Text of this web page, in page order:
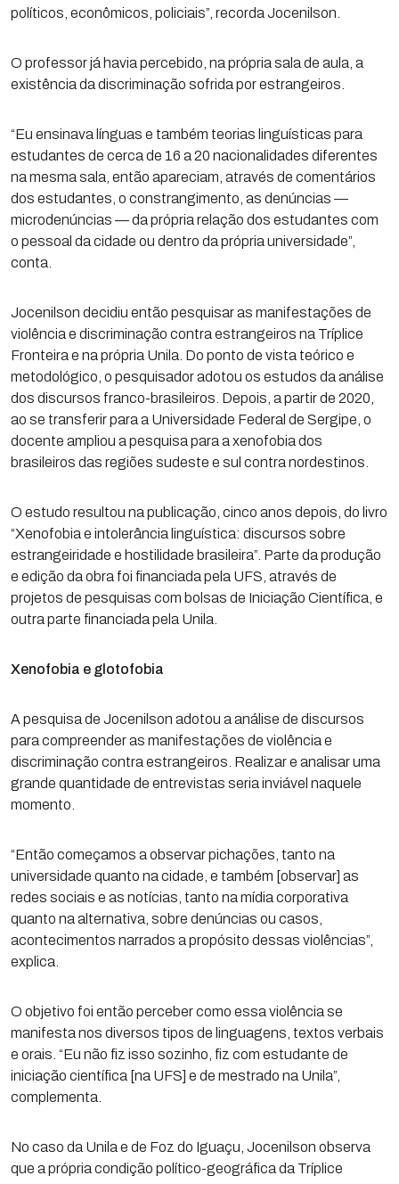
políticos, econômicos, policiais”, recorda Jocenilson.
O professor já havia percebido, na própria sala de aula, a
existência da discriminação sofrida por estrangeiros.
“Eu ensinava línguas e também teorias linguísticas para
estudantes de cerca de 16 a 20 nacionalidades diferentes
na mesma sala, então apareciam, através de comentários
dos estudantes, o constrangimento, as denúncias —
microdenúncias — da própria relação dos estudantes com
o pessoal da cidade ou dentro da própria universidade”,
conta.
Jocenilson decidiu então pesquisar as manifestações de
violência e discriminação contra estrangeiros na Tríplice
Fronteira e na própria Unila. Do ponto de vista teórico e
metodológico, o pesquisador adotou os estudos da análise
dos discursos franco-brasileiros. Depois, a partir de 2020,
ao se transferir para a Universidade Federal de Sergipe, o
docente ampliou a pesquisa para a xenofobia dos
brasileiros das regiões sudeste e sul contra nordestinos.
O estudo resultou na publicação, cinco anos depois, do livro
“Xenofobia e intolerância linguística: discursos sobre
estrangeiridade e hostilidade brasileira”. Parte da produção
e edição da obra foi financiada pela UFS, através de
projetos de pesquisas com bolsas de Iniciação Científica, e
outra parte financiada pela Unila.
Xenofobia e glotofobia
A pesquisa de Jocenilson adotou a análise de discursos
para compreender as manifestações de violência e
discriminação contra estrangeiros. Realizar e analisar uma
grande quantidade de entrevistas seria inviável naquele
momento.
“Então começamos a observar pichações, tanto na
universidade quanto na cidade, e também [observar] as
redes sociais e as notícias, tanto na mídia corporativa
quanto na alternativa, sobre denúncias ou casos,
acontecimentos narrados a propósito dessas violências”,
explica.
O objetivo foi então perceber como essa violência se
manifesta nos diversos tipos de linguagens, textos verbais
e orais. “Eu não fiz isso sozinho, fiz com estudante de
iniciação científica [na UFS] e de mestrado na Unila”,
complementa.
No caso da Unila e de Foz do Iguaçu, Jocenilson observa
que a própria condição político-geográfica da Tríplice